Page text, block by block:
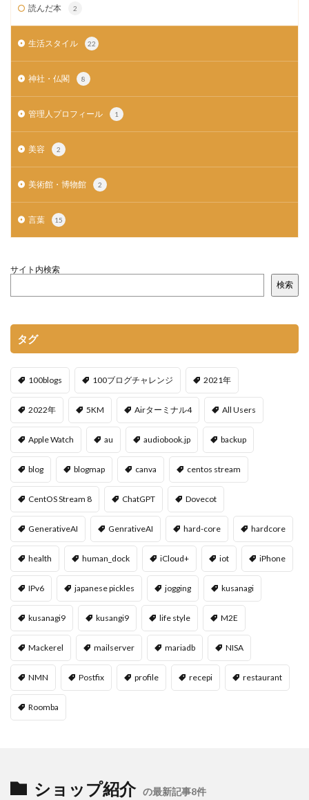
読んだ本 2
生活スタイル 22
神社・仏閣 8
管理人プロフィール 1
美容 2
美術館・博物館 2
言葉 15
サイト内検索
検索
タグ
100blogs 100ブログチャレンジ 2021年
2022年 5KM Airターミナル4 All Users
Apple Watch au audiobook.jp backup
blog blogmap canva centos stream
CentOS Stream 8 ChatGPT Dovecot
GenerativeAI GenrativeAI hard-core hardcore
health human_dock iCloud+ iot iPhone
IPv6 japanese pickles jogging kusanagi
kusanagi9 kusangi9 life style M2E
Mackerel mailserver mariadb NISA
NMN Postfix profile recepi restaurant
Roomba
ショップ紹介 の最新記事8件